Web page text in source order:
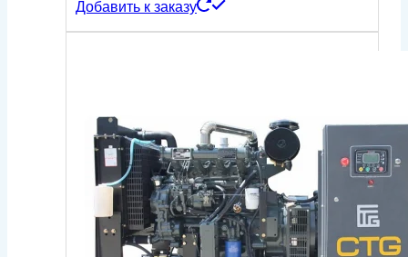
Добавить к заказу